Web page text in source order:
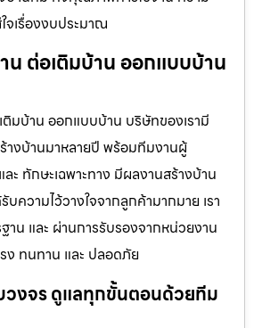
จเรื่องงบประมาณ
น ต่อเติมบ้าน ออกแบบบ้าน
ติมบ้าน ออกแบบบ้าน บริษัทของเรามี
างบ้านมาหลายปี พร้อมทีมงานผู้
ะ ทักษะเฉพาะทาง มีผลงานสร้างบ้าน
ความไว้วางใจจากลูกค้ามากมาย เรา
าน และ ผ่านการรับรองจากหน่วยงาน
ง ทนทาน และ ปลอดภัย
วงจร ดูแลทุกขั้นตอนด้วยทีม